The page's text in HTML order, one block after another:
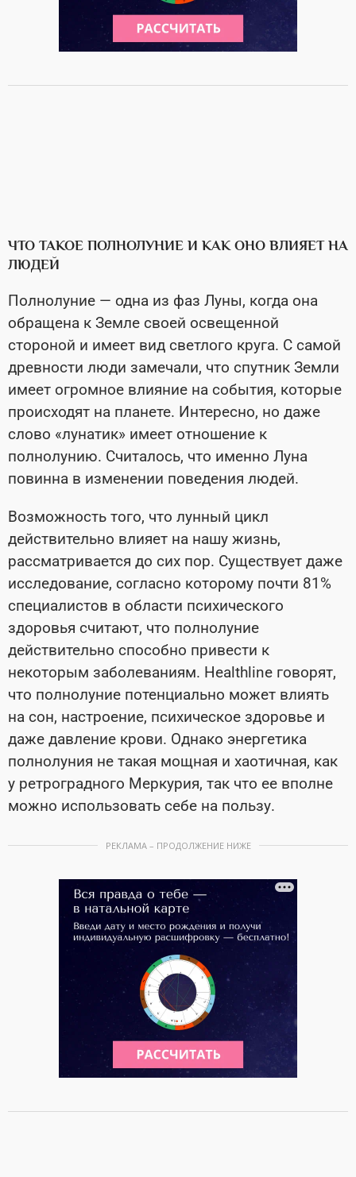
ЧТО ТАКОЕ ПОЛНОЛУНИЕ И КАК ОНО ВЛИЯЕТ НА
ЛЮДЕЙ
Полнолуние — одна из фаз Луны, когда она
обращена к Земле своей освещенной
стороной и имеет вид светлого круга. С самой
древности люди замечали, что спутник Земли
имеет огромное влияние на события, которые
происходят на планете. Интересно, но даже
слово «лунатик» имеет отношение к
полнолунию. Считалось, что именно Луна
повинна в изменении поведения людей.
Возможность того, что лунный цикл
действительно влияет на нашу жизнь,
рассматривается до сих пор. Существует даже
исследование, согласно которому почти 81%
специалистов в области психического
здоровья считают, что полнолуние
действительно способно привести к
некоторым заболеваниям. Healthline говорят,
что полнолуние потенциально может влиять
на сон, настроение, психическое здоровье и
даже давление крови. Однако энергетика
полнолуния не такая мощная и хаотичная, как
у ретроградного Меркурия, так что ее вполне
можно использовать себе на пользу.
РЕКЛАМА – ПРОДОЛЖЕНИЕ НИЖЕ